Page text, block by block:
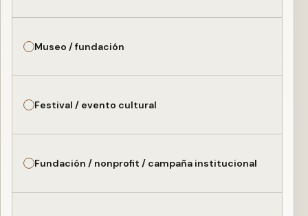
Museo / fundación
Festival / evento cultural
Fundación / nonprofit / campaña institucional